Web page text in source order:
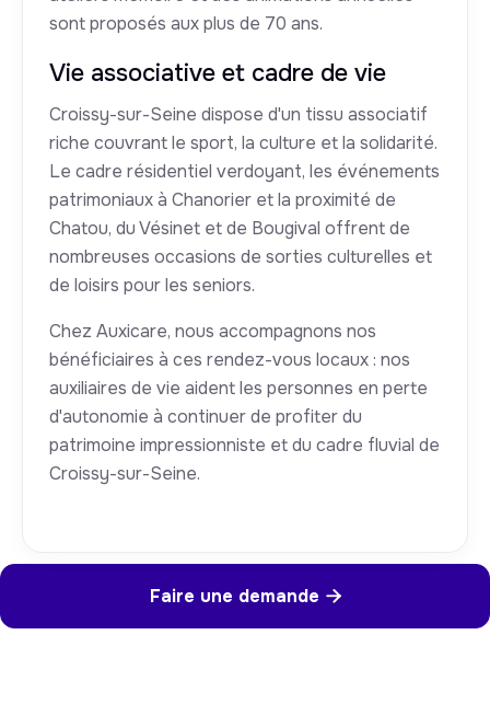
sont proposés aux plus de 70 ans.
Vie associative et cadre de vie
Croissy-sur-Seine dispose d'un tissu associatif
riche couvrant le sport, la culture et la solidarité.
Le cadre résidentiel verdoyant, les événements
patrimoniaux à Chanorier et la proximité de
Chatou, du Vésinet et de Bougival offrent de
nombreuses occasions de sorties culturelles et
de loisirs pour les seniors.
Chez Auxicare, nous accompagnons nos
bénéficiaires à ces rendez-vous locaux : nos
auxiliaires de vie aident les personnes en perte
d'autonomie à continuer de profiter du
patrimoine impressionniste et du cadre fluvial de
Croissy-sur-Seine.
Faire une demande 